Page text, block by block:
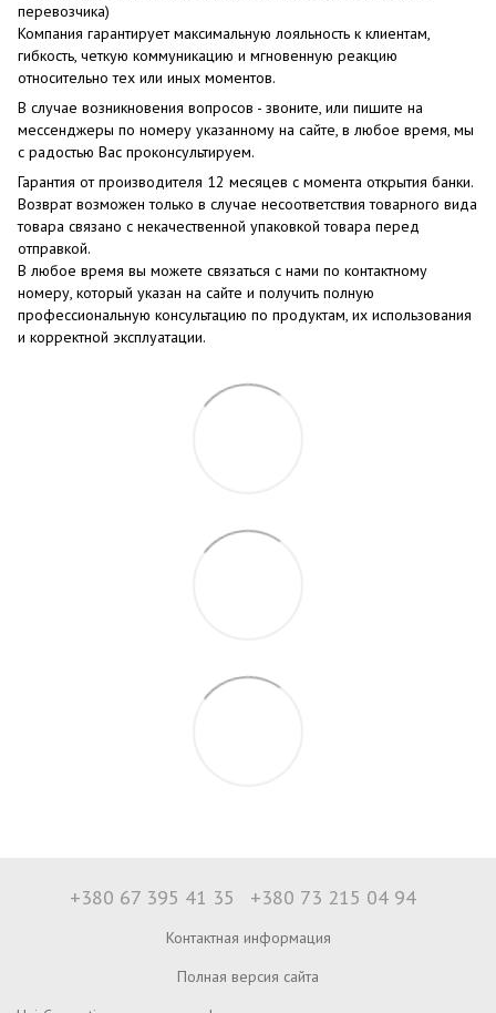
перевозчика)
Компания гарантирует максимальную лояльность к клиентам,
гибкость, четкую коммуникацию и мгновенную реакцию
относительно тех или иных моментов.
В случае возникновения вопросов - звоните, или пишите на
мессенджеры по номеру указанному на сайте, в любое время, мы
с радостью Вас проконсультируем.
Гарантия от производителя 12 месяцев с момента открытия банки.
Возврат возможен только в случае несоответствия товарного вида
товара связано с некачественной упаковкой товара перед
отправкой.
В любое время вы можете связаться с нами по контактному
номеру, который указан на сайте и получить полную
профессиональную консультацию по продуктам, их использования
и корректной эксплуатации.
+380 67 395 41 35 +380 73 215 04 94
Контактная информация
Полная версия сайта